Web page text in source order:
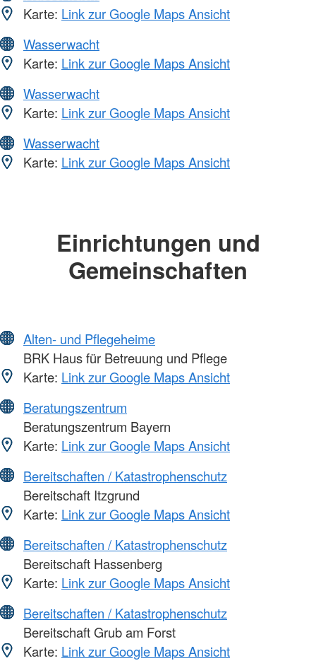
Karte: Link zur Google Maps Ansicht
Wasserwacht
Karte: Link zur Google Maps Ansicht
Wasserwacht
Karte: Link zur Google Maps Ansicht
Wasserwacht
Karte: Link zur Google Maps Ansicht
Einrichtungen und
Gemeinschaften
Alten- und Pflegeheime
BRK Haus für Betreuung und Pflege
Karte: Link zur Google Maps Ansicht
Beratungszentrum
Beratungszentrum Bayern
Karte: Link zur Google Maps Ansicht
Bereitschaften / Katastrophenschutz
Bereitschaft Itzgrund
Karte: Link zur Google Maps Ansicht
Bereitschaften / Katastrophenschutz
Bereitschaft Hassenberg
Karte: Link zur Google Maps Ansicht
Bereitschaften / Katastrophenschutz
Bereitschaft Grub am Forst
Karte: Link zur Google Maps Ansicht